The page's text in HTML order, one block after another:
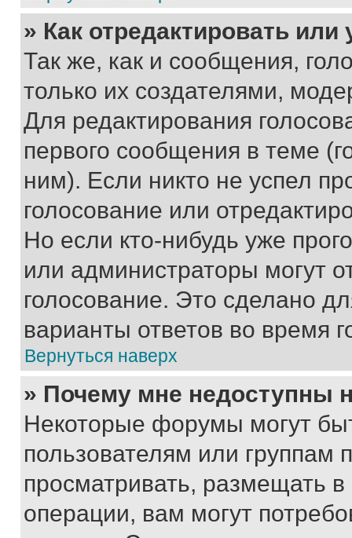
» Как отредактировать
Так же, как и сообщения,
только их создателями,
Для редактирования
первого сообщения в теме
ним). Если никто не успел
голосование или
Но если кто-нибудь уже
или администраторы могут
голосование. Это сделано
варианты ответов во время
Вернуться наверх
» Почему мне недоступны
Некоторые форумы могут
пользователям или группам
просматривать, размещать
операции, вам могут